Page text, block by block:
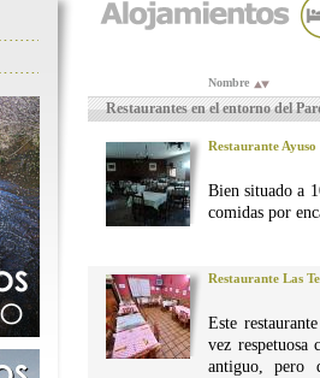
Nombre
Restaurantes en el entorno del
Restaurante Ayuso
Bien situado a
comidas por
Restaurante Las
Este
vez
antiguo, pero